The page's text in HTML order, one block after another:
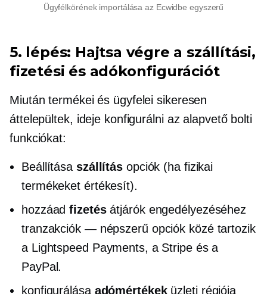
Ügyfélkörének importálása az Ecwidbe egyszerű
5. lépés: Hajtsa végre a szállítási,
fizetési és adókonfigurációt
Miután termékei és ügyfelei sikeresen
áttelepültek, ideje konfigurálni az alapvető bolti
funkciókat:
Beállítása szállítás opciók (ha fizikai
termékeket értékesít).
hozzáadfizetésátjárók engedélyezéséhez
tranzakciók — népszerűopciók közé tartozik
a Lightspeed Payments, a Stripe és a
PayPal.
konfigurálása adómértékeküzleti régiója